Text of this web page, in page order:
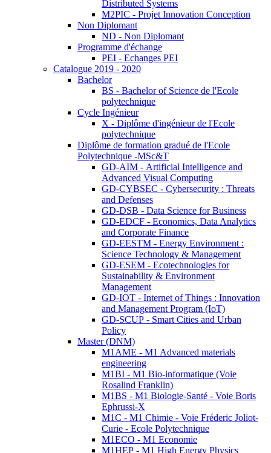
Distributed Systems
M2PIC - Projet Innovation Conception
Non Diplomant
ND - Non Diplomant
Programme d'échange
PEI - Echanges PEI
Catalogue 2019 - 2020
Bachelor
BS - Bachelor of Science de l'Ecole
polytechnique
Cycle Ingénieur
X - Diplôme d'ingénieur de l'Ecole
polytechnique
Diplôme de formation gradué de l'Ecole
Polytechnique -MSc&T
GD-AIM - Artificial Intelligence and
Advanced Visual Computing
GD-CYBSEC - Cybersecurity : Threats
and Defenses
GD-DSB - Data Science for Business
GD-EDCF - Economics, Data Analytics
and Corporate Finance
GD-EESTM - Energy Environment :
Science Technology & Management
GD-ESEM - Ecotechnologies for
Sustainability & Environment
Management
GD-IOT - Internet of Things : Innovation
and Management Program (IoT)
GD-SCUP - Smart Cities and Urban
Policy
Master (DNM)
M1AME - M1 Advanced materials
engineering
M1BI - M1 Bio-informatique (Voie
Rosalind Franklin)
M1BS - M1 Biologie-Santé - Voie Boris
Ephrussi-X
M1C - M1 Chimie - Voie Fréderic Joliot-
Curie - Ecole Polytechnique
M1ECO - M1 Economie
M1HEP - M1 High Energy Physics